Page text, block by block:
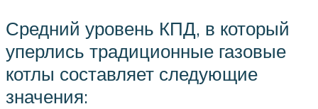
Средний уровень КПД, в который
уперлись традиционные газовые
котлы составляет следующие
значения: